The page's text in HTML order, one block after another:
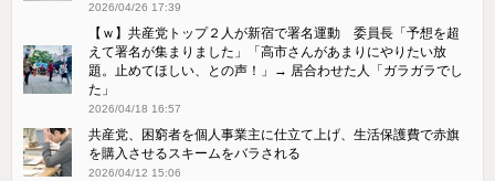
2026/04/26 17:39
【ｗ】共産党トップ２人が新宿で署名運動 委員長「予想を超
えて署名が集まりました」「高市さんがあまりにやりたい放
題。止めてほしい、との声！」→ 居合わせた人「ガラガラでし
た」
2026/04/18 16:57
共産党、困窮者を個人事業主に仕立て上げ、生活保護費で赤旗
を購入させるスキームをバラされる
2026/04/12 15:06